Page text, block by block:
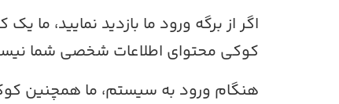
اگر از برگه ورود ما بازدید نمایید،
کوکی محتوای اطلاعات شخصی شما
هنگام ورود به سیستم، ما همچنین